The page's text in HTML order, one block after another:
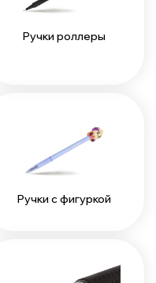
Ручки роллеры
Ручки с фигуркой